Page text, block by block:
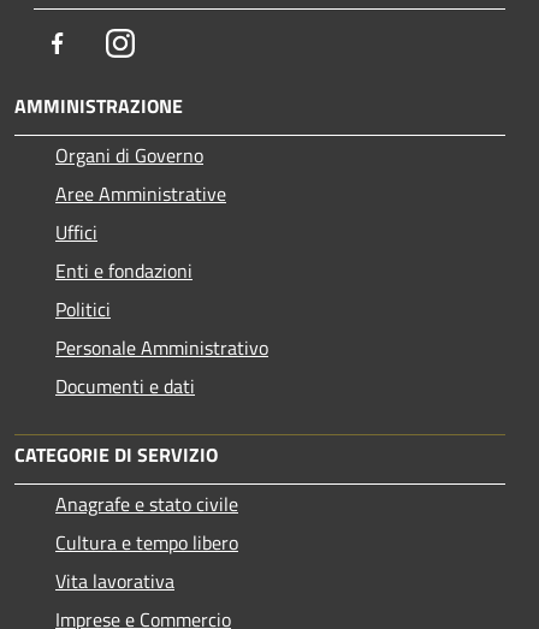
FacebookInstagram
AMMINISTRAZIONE
Organi di Governo
Aree Amministrative
Uffici
Enti e fondazioni
Politici
Personale Amministrativo
Documenti e dati
CATEGORIE DI SERVIZIO
Anagrafe e stato civile
Cultura e tempo libero
Vita lavorativa
Imprese e Commercio